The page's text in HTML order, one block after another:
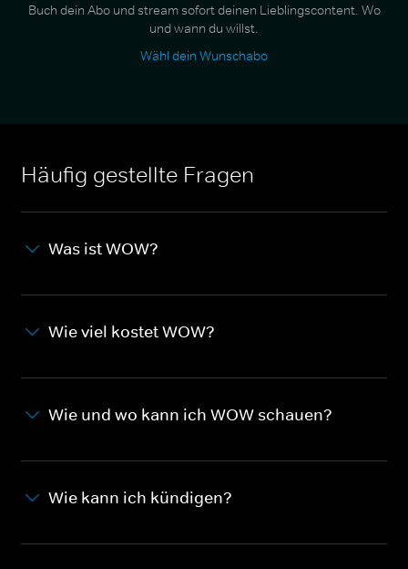
Buch dein Abo und stream sofort deinen Lieblingscontent. Wo
und wann du willst.
Wähl dein Wunschabo
Häufig gestellte Fragen
Was ist WOW?
Wie viel kostet WOW?
Wie und wo kann ich WOW schauen?
Wie kann ich kündigen?